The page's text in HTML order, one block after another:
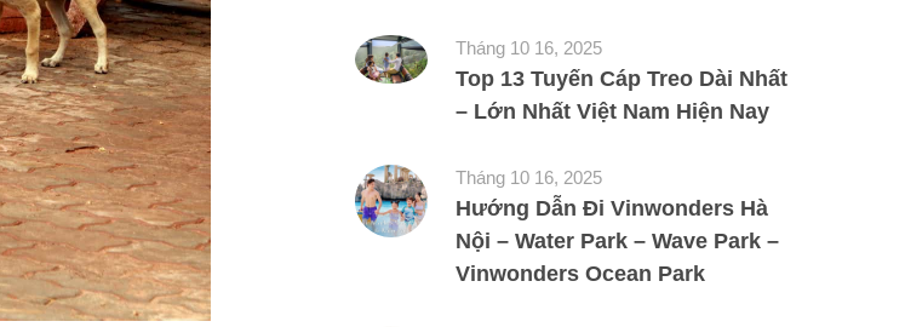
Tháng 10 16, 2025
Top 13 Tuyến Cáp Treo Dài Nhất
– Lớn Nhất Việt Nam Hiện Nay
Tháng 10 16, 2025
Hướng Dẫn Đi Vinwonders Hà
Nội – Water Park – Wave Park –
Vinwonders Ocean Park